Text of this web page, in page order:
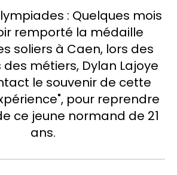
: Quelques mois
remporté la médaille
soliers à Caen, lors des
métiers, Dylan Lajoye
le souvenir de cette
pour reprendre
ce jeune normand de 21
ans.